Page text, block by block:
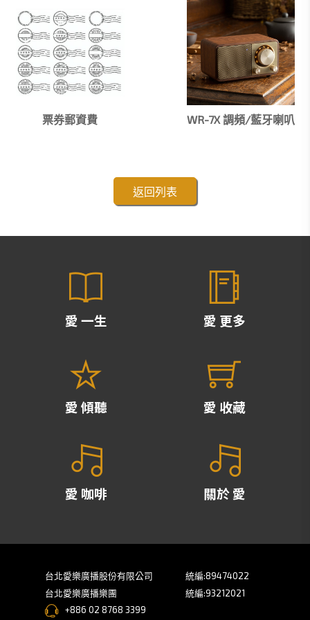
票券郵資費 WR-7X 調頻/藍牙喇叭
返回列表
愛 一生 愛 更多
愛 傾聽 愛 收藏
愛 咖啡 關於 愛
台北愛樂廣播股份有限公司
統編:89474022
台北愛樂廣播樂團
統編:93212021
+886 02 8768 3399